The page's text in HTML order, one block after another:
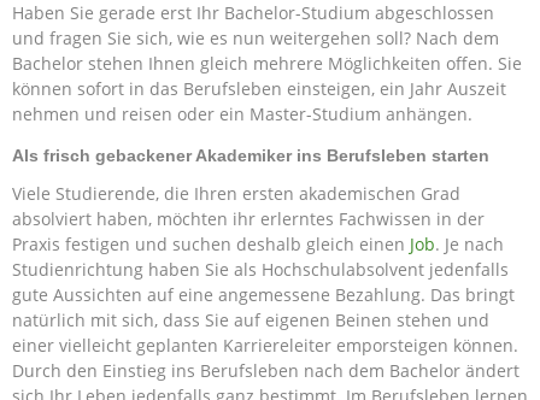
Haben Sie gerade erst Ihr Bachelor-Studium abgeschlossen
und fragen Sie sich, wie es nun weitergehen soll? Nach dem
Bachelor stehen Ihnen gleich mehrere Möglichkeiten offen. Sie
können sofort in das Berufsleben einsteigen, ein Jahr Auszeit
nehmen und reisen oder ein Master-Studium anhängen.
Als frisch gebackener Akademiker ins Berufsleben starten
Viele Studierende, die Ihren ersten akademischen Grad
absolviert haben, möchten ihr erlerntes Fachwissen in der
Praxis festigen und suchen deshalb gleich einen Job. Je nach
Studienrichtung haben Sie als Hochschulabsolvent jedenfalls
gute Aussichten auf eine angemessene Bezahlung. Das bringt
natürlich mit sich, dass Sie auf eigenen Beinen stehen und
einer vielleicht geplanten Karriereleiter emporsteigen können.
Durch den Einstieg ins Berufsleben nach dem Bachelor ändert